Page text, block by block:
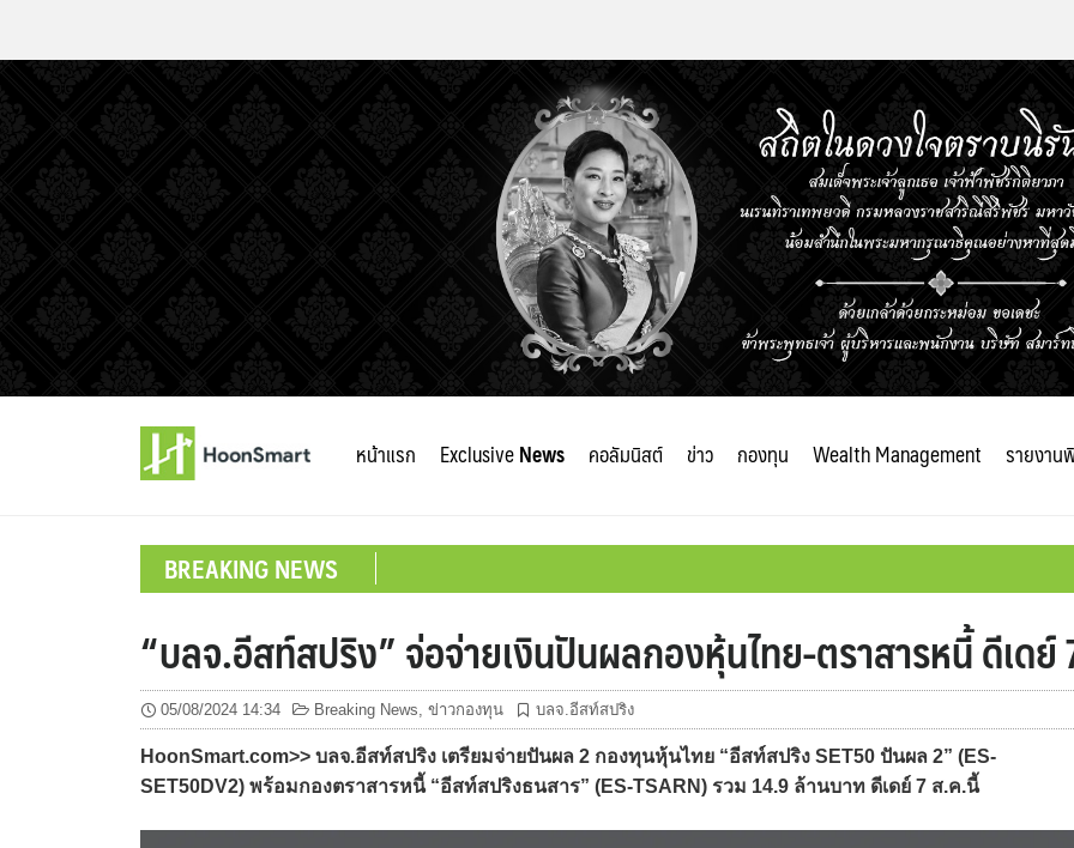
หน้าแรก ExclusiveNews คอลัมนิสต์ ข่าว กองทุน Wealth Management รายงาน
BREAKING NEWS
“บลจ.อีสท์สปริง” จ่อจ่ายเงินปันผลกองหุ้นไทย-ตราสารหนี้ ดีเด
05/08/2024 14:34 Breaking News, ข่าวกองทุน บลจ.อีสท์สปริง
HoonSmart.com>> บลจ.อีสท์สปริง เตรียมจ่ายปันผล 2 กองทุนหุ้นไทย “อีสท์สปริง SET50 ปันผล 2” (ES-
SET50DV2) พร้อมกองตราสารหนี้ “อีสท์สปริงธนสาร” (ES-TSARN) รวม 14.9 ล้านบาท ดีเดย์ 7 ส.ค.นี้